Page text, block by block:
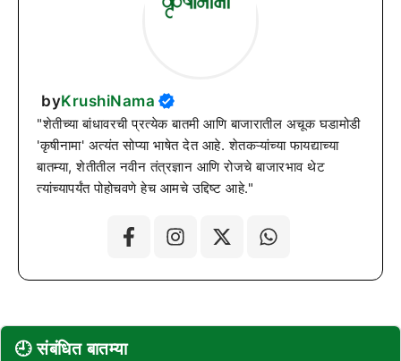
byKrushiNama
"शेतीच्या बांधावरची प्रत्येक बातमी आणि बाजारातील अचूक घडामोडी
'कृषीनामा' अत्यंत सोप्या भाषेत देत आहे. शेतकऱ्यांच्या फायद्याच्या
बातम्या, शेतीतील नवीन तंत्रज्ञान आणि रोजचे बाजारभाव थेट
त्यांच्यापर्यंत पोहोचवणे हेच आमचे उद्दिष्ट आहे."
🕘 संबंधित बातम्या